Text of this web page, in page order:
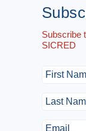
Subscribe
SICRED